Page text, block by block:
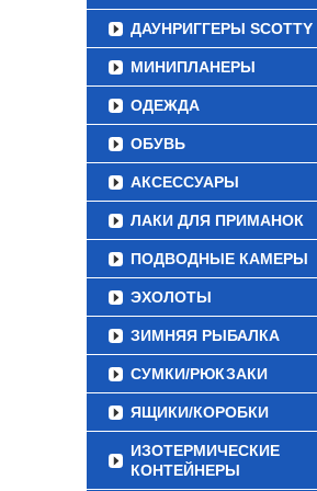
ДАУНРИГГЕРЫ SCOTTY
МИНИПЛАНЕРЫ
ОДЕЖДА
ОБУВЬ
АКСЕССУАРЫ
ЛАКИ ДЛЯ ПРИМАНОК
ПОДВОДНЫЕ КАМЕРЫ
ЭХОЛОТЫ
ЗИМНЯЯ РЫБАЛКА
СУМКИ/РЮКЗАКИ
ЯЩИКИ/КОРОБКИ
ИЗОТЕРМИЧЕСКИЕ
КОНТЕЙНЕРЫ